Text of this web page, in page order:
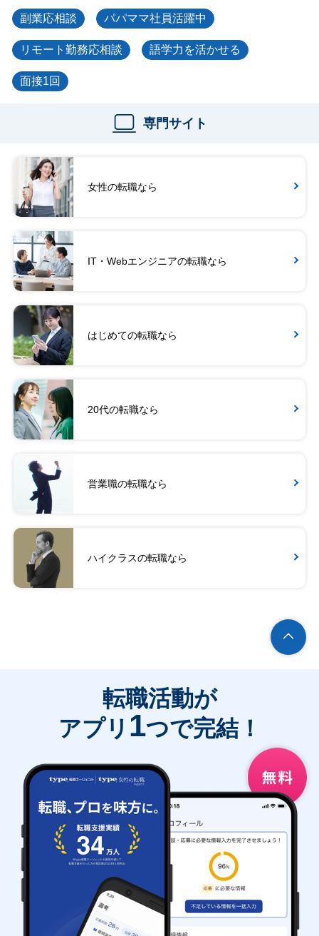
副業応相談 パパママ社員活躍中
リモート勤務応相談 語学力を活かせる
面接1回
専門サイト
女性の転職なら
IT・Webエンジニアの転職なら
はじめての転職なら
20代の転職なら
営業職の転職なら
ハイクラスの転職なら
転職活動が
アプリ 1つで完結！